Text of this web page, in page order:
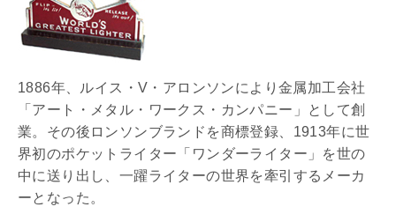
1886年、ルイス・V・アロンソンにより金属加工会社
「アート・メタル・ワークス・カンパニー」として創
業。その後ロンソンブランドを商標登録、1913年に世
界初のポケットライター「ワンダーライター」を世の
中に送り出し、一躍ライターの世界を牽引するメーカ
ーとなった。